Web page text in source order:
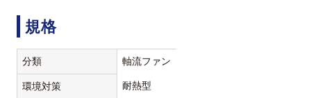
規格
分類 軸流ファン
環境対策 耐熱型